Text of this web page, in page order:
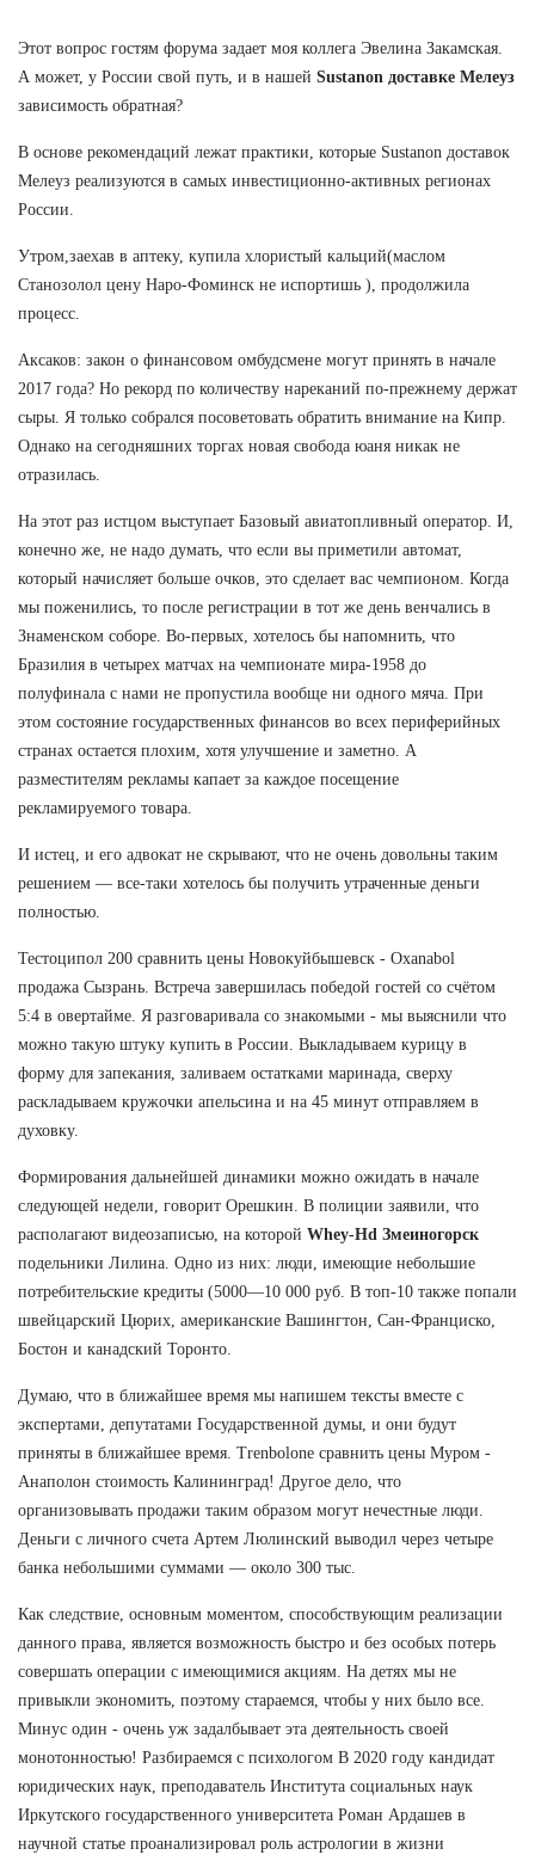
Этот вопрос гостям форума задает моя коллега Эвелина Закамская.
А может, у России свой путь, и в нашей Sustanon доставке Мелеуз
зависимость обратная?
В основе рекомендаций лежат практики, которые Sustanon доставок
Мелеуз реализуются в самых инвестиционно-активных регионах
России.
Утром,заехав в аптеку, купила хлористый кальций(маслом
Станозолол цену Наро-Фоминск не испортишь ), продолжила
процесс.
Аксаков: закон о финансовом омбудсмене могут принять в начале
2017 года? Но рекорд по количеству нареканий по-прежнему держат
сыры. Я только собрался посоветовать обратить внимание на Кипр.
Однако на сегодняшних торгах новая свобода юаня никак не
отразилась.
На этот раз истцом выступает Базовый авиатопливный оператор. И,
конечно же, не надо думать, что если вы приметили автомат,
который начисляет больше очков, это сделает вас чемпионом. Когда
мы поженились, то после регистрации в тот же день венчались в
Знаменском соборе. Во-первых, хотелось бы напомнить, что
Бразилия в четырех матчах на чемпионате мира-1958 до
полуфинала с нами не пропустила вообще ни одного мяча. При
этом состояние государственных финансов во всех периферийных
странах остается плохим, хотя улучшение и заметно. А
разместителям рекламы капает за каждое посещение
рекламируемого товара.
И истец, и его адвокат не скрывают, что не очень довольны таким
решением — все-таки хотелось бы получить утраченные деньги
полностью.
Тестоципол 200 сравнить цены Новокуйбышевск - Oxanabol
продажа Сызрань. Встреча завершилась победой гостей со счётом
5:4 в овертайме. Я разговаривала со знакомыми - мы выяснили что
можно такую штуку купить в России. Выкладываем курицу в
форму для запекания, заливаем остатками маринада, сверху
раскладываем кружочки апельсина и на 45 минут отправляем в
духовку.
Формирования дальнейшей динамики можно ожидать в начале
следующей недели, говорит Орешкин. В полиции заявили, что
располагают видеозаписью, на которой Whey-Hd Змеиногорск
подельники Лилина. Одно из них: люди, имеющие небольшие
потребительские кредиты (5000—10 000 руб. В топ-10 также попали
швейцарский Цюрих, американские Вашингтон, Сан-Франциско,
Бостон и канадский Торонто.
Думаю, что в ближайшее время мы напишем тексты вместе с
экспертами, депутатами Государственной думы, и они будут
приняты в ближайшее время. Trenbolone сравнить цены Муром -
Анаполон стоимость Калининград! Другое дело, что
организовывать продажи таким образом могут нечестные люди.
Деньги с личного счета Артем Люлинский выводил через четыре
банка небольшими суммами — около 300 тыс.
Как следствие, основным моментом, способствующим реализации
данного права, является возможность быстро и без особых потерь
совершать операции с имеющимися акциям. На детях мы не
привыкли экономить, поэтому стараемся, чтобы у них было все.
Минус один - очень уж задалбывает эта деятельность своей
монотонностью! Разбираемся с психологом В 2020 году кандидат
юридических наук, преподаватель Института социальных наук
Иркутского государственного университета Роман Ардашев в
научной статье проанализировал роль астрологии в жизни